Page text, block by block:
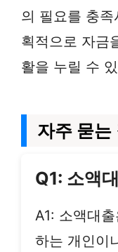
의 필요를 충
획적으로 자금
활을 누릴 수
자주 묻는
Q1: 소액
A1: 소액대
하는 개인이